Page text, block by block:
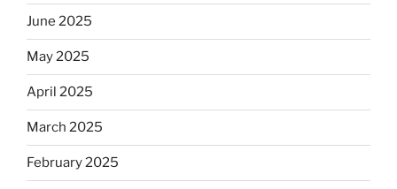
June 2025
May 2025
April 2025
March 2025
February 2025